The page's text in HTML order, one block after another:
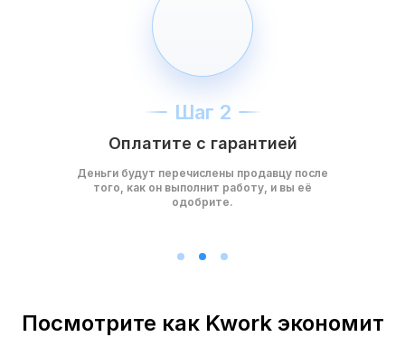
Шаг 2
Оплатите с гарантией
Деньги будут перечислены продавцу после
того, как он выполнит работу, и вы её
одобрите.
Посмотрите как Kwork экономит